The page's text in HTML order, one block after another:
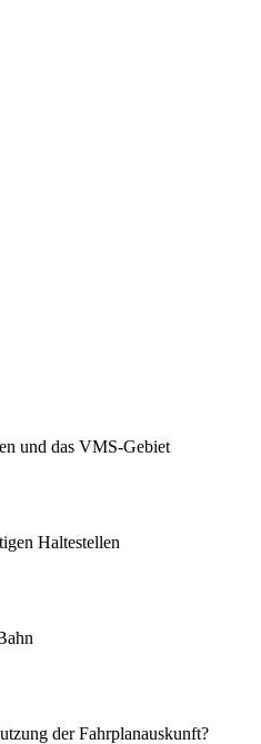
und das VMS-Gebiet
Haltestellen
der Fahrplanauskunft?